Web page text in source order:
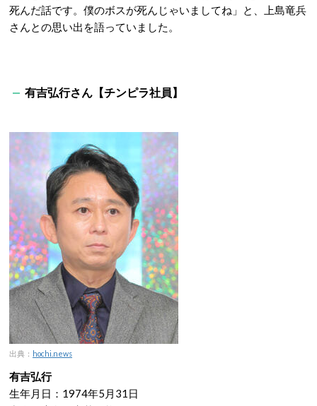
死んだ話です。僕のボスが死んじゃいましてね」と、上島竜兵
さんとの思い出を語っていました。
有吉弘行さん【チンピラ社員】
出典： hochi.news
有吉弘行
生年月日：1974年5月31日